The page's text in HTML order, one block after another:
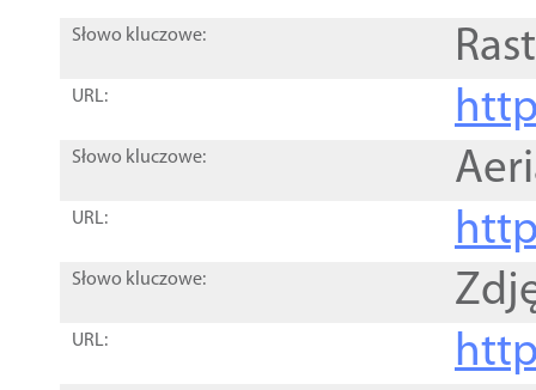
Słowo kluczowe:
URL:
Słowo kluczowe:
URL:
Słowo kluczowe:
URL: